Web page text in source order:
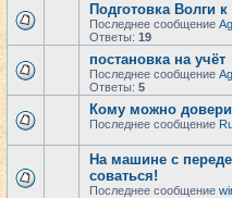
Подготовка Волги к
Последнее сообщение
Ответы: 19
постановка на учёт
Последнее сообщение
Ответы: 5
Кому можно
Последнее сообщение
На машине с
соваться!
Последнее сообщение